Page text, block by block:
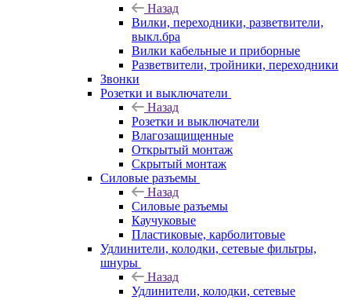
Назад
Вилки, переходники, разветвители,
выкл.бра
Вилки кабельные и приборные
Разветвители, тройники, переходники
Звонки
Розетки и выключатели
Назад
Розетки и выключатели
Влагозащищенные
Открытый монтаж
Скрытый монтаж
Силовые разъемы
Назад
Силовые разъемы
Каучуковые
Пластиковые, карболитовые
Удлинители, колодки, сетевые фильтры,
шнуры
Назад
Удлинители, колодки, сетевые